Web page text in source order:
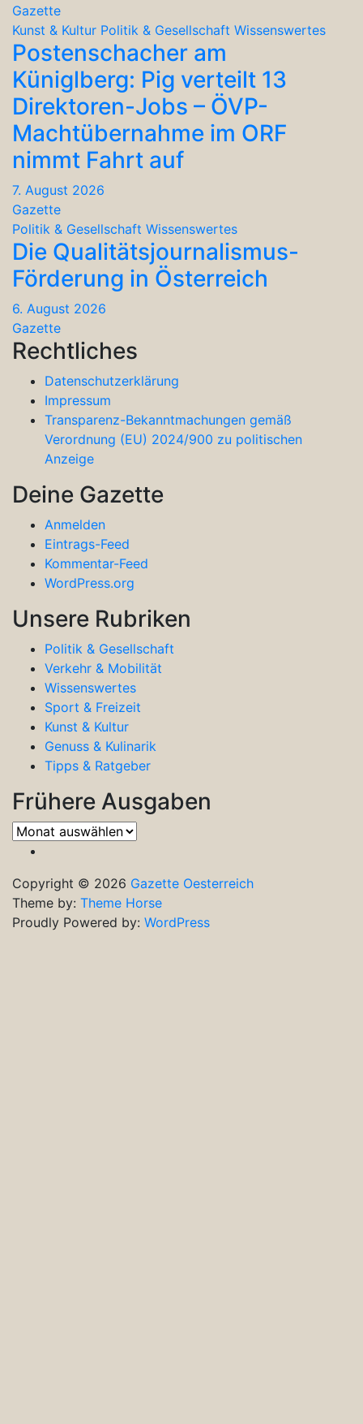
Gazette
Kunst & Kultur Politik & Gesellschaft Wissenswertes
Postenschacher am
Küniglberg: Pig verteilt 13
Direktoren-Jobs – ÖVP-
Machtübernahme im ORF
nimmt Fahrt auf
7. August 2026
Gazette
Politik & Gesellschaft Wissenswertes
Die Qualitätsjournalismus-
Förderung in Österreich
6. August 2026
Gazette
Rechtliches
Datenschutzerklärung
Impressum
Transparenz-Bekanntmachungen gemäß
Verordnung (EU) 2024/900 zu politischen
Anzeige
Deine Gazette
Anmelden
Eintrags-Feed
Kommentar-Feed
WordPress.org
Unsere Rubriken
Politik & Gesellschaft
Verkehr & Mobilität
Wissenswertes
Sport & Freizeit
Kunst & Kultur
Genuss & Kulinarik
Tipps & Ratgeber
Frühere Ausgaben
Frühere
Ausgaben
Copyright © 2026 Gazette Oesterreich
Theme by: Theme Horse
Proudly Powered by: WordPress